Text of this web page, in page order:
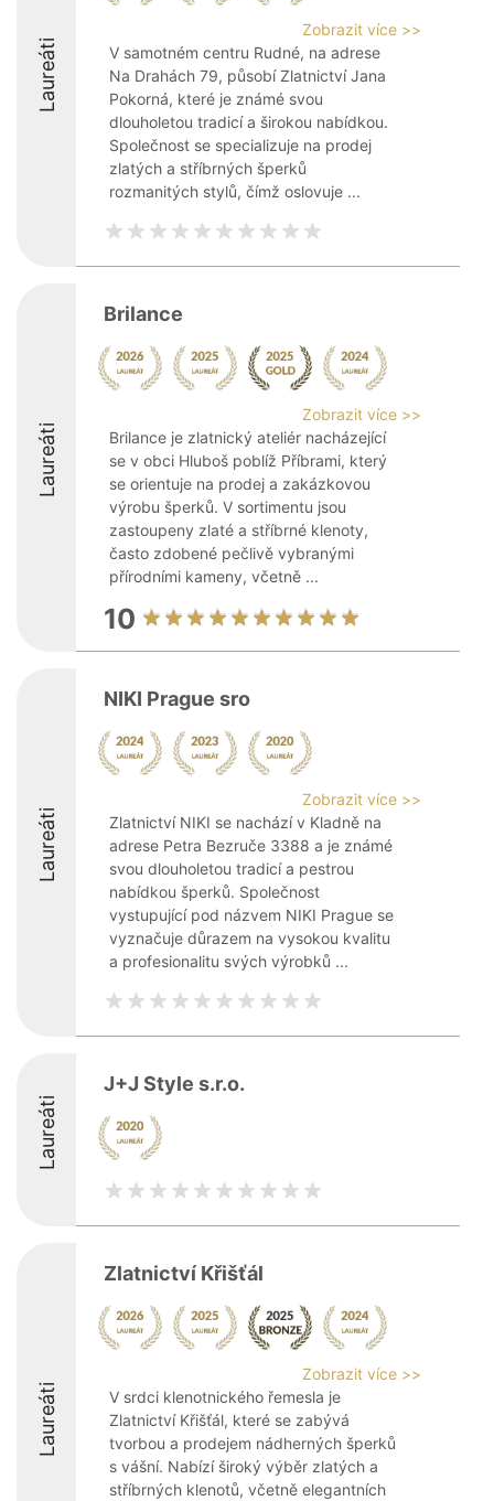
Laureáti
Zobrazit více >>
V samotném centru Rudné, na adrese
Na Drahách 79, působí Zlatnictví Jana
Pokorná, které je známé svou
dlouholetou tradicí a širokou nabídkou.
Společnost se specializuje na prodej
zlatých a stříbrných šperků
rozmanitých stylů, čímž oslovuje ...
Laureáti
Brilance
Zobrazit více >>
Brilance je zlatnický ateliér nacházející
se v obci Hluboš poblíž Příbrami, který
se orientuje na prodej a zakázkovou
výrobu šperků. V sortimentu jsou
zastoupeny zlaté a stříbrné klenoty,
často zdobené pečlivě vybranými
přírodními kameny, včetně ...
10
Laureáti
NIKI Prague sro
Zobrazit více >>
Zlatnictví NIKI se nachází v Kladně na
adrese Petra Bezruče 3388 a je známé
svou dlouholetou tradicí a pestrou
nabídkou šperků. Společnost
vystupující pod názvem NIKI Prague se
vyznačuje důrazem na vysokou kvalitu
a profesionalitu svých výrobků ...
Laureáti
J+J Style s.r.o.
Laureáti
Zlatnictví Křišťál
Zobrazit více >>
V srdci klenotnického řemesla je
Zlatnictví Křišťál, které se zabývá
tvorbou a prodejem nádherných šperků
s vášní. Nabízí široký výběr zlatých a
stříbrných klenotů, včetně elegantních